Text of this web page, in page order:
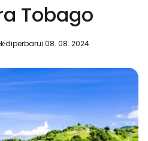
Tobago
diperbarui 08. 08. 2024
Facebook
dengan email